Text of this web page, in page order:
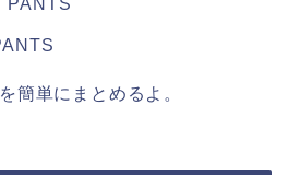
簡単にまとめるよ。